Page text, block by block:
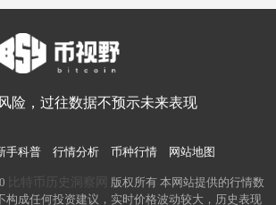
险，过往数据不预示未来表现
手科普 行情分析 币种行情 网站地图
比特币历史洞察网
版权所有 本网站提供的行情数
构成任何投资建议，实时价格波动较大，历史表现